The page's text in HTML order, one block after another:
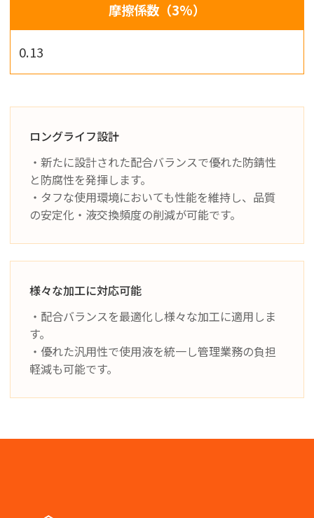
摩擦係数（3%）
0.13
ロングライフ設計
・新たに設計された配合バランスで優れた防錆性
と防腐性を発揮します。
・タフな使用環境においても性能を維持し、品質
の安定化・液交換頻度の削減が可能です。
様々な加工に対応可能
・配合バランスを最適化し様々な加工に適用しま
す。
・優れた汎用性で使用液を統一し管理業務の負担
軽減も可能です。